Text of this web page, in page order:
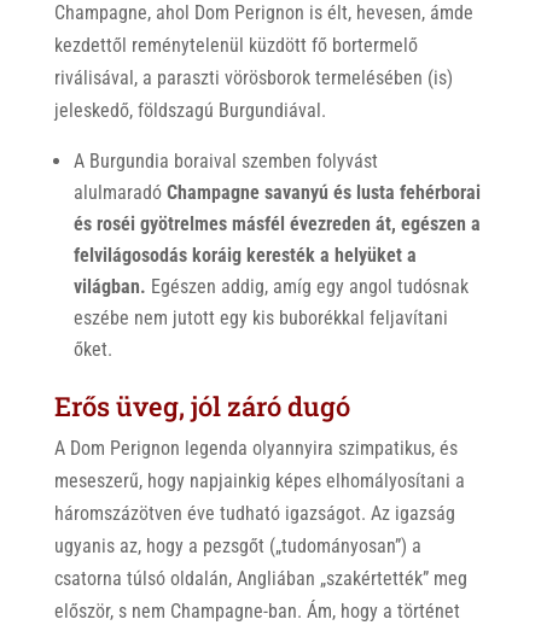
Champagne, ahol Dom Perignon is élt, hevesen, ámde
kezdettől reménytelenül küzdött fő bortermelő
riválisával, a paraszti vörösborok termelésében (is)
jeleskedő, földszagú Burgundiával.
A Burgundia boraival szemben folyvást
alulmaradó Champagne savanyú és lusta fehérborai
és roséi gyötrelmes másfél évezreden át, egészen a
felvilágosodás koráig keresték a helyüket a
világban. Egészen addig, amíg egy angol tudósnak
eszébe nem jutott egy kis buborékkal feljavítani
őket.
Erős üveg, jól záró dugó
A Dom Perignon legenda olyannyira szimpatikus, és
meseszerű, hogy napjainkig képes elhomályosítani a
háromszázötven éve tudható igazságot. Az igazság
ugyanis az, hogy a pezsgőt („tudományosan”) a
csatorna túlsó oldalán, Angliában „szakértették” meg
először, s nem Champagne-ban. Ám, hogy a történet